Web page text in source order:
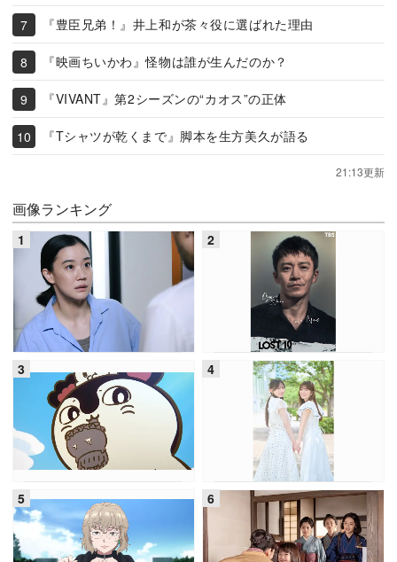
『豊臣兄弟！』井上和が茶々役に選ばれた理由
『映画ちいかわ』怪物は誰が生んだのか？
『VIVANT』第2シーズンの“カオス”の正体
『Tシャツが乾くまで』脚本を生方美久が語る
21:13更新
画像ランキング